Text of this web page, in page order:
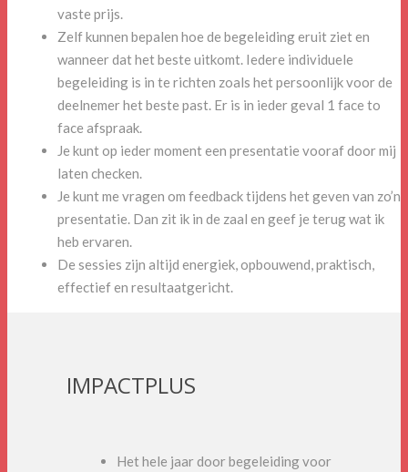
vaste prijs.
Zelf kunnen bepalen hoe de begeleiding eruit ziet en
wanneer dat het beste uitkomt. Iedere individuele
begeleiding is in te richten zoals het persoonlijk voor de
deelnemer het beste past. Er is in ieder geval 1 face to
face afspraak.
Je kunt op ieder moment een presentatie vooraf door mij
laten checken.
Je kunt me vragen om feedback tijdens het geven van zo’n
presentatie. Dan zit ik in de zaal en geef je terug wat ik
heb ervaren.
De sessies zijn altijd energiek, opbouwend, praktisch,
effectief en resultaatgericht.
IMPACTPLUS
Het hele jaar door begeleiding voor